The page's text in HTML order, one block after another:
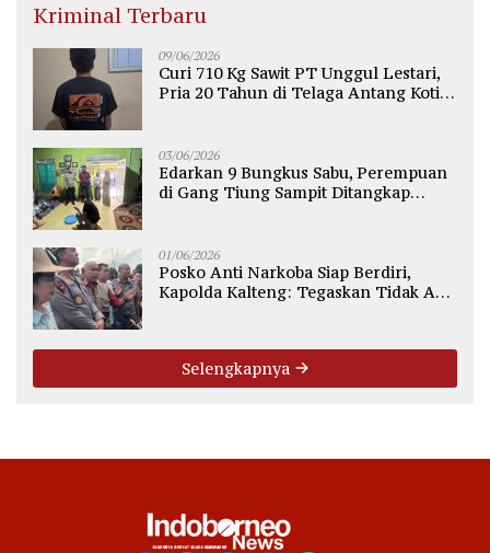
Kriminal Terbaru
09/06/2026
Curi 710 Kg Sawit PT Unggul Lestari,
Pria 20 Tahun di Telaga Antang Kotim
03/06/2026
Edarkan 9 Bungkus Sabu, Perempuan
di Gang Tiung Sampit Ditangkap
01/06/2026
Posko Anti Narkoba Siap Berdiri,
Kapolda Kalteng: Tegaskan Tidak Ada
Selengkapnya